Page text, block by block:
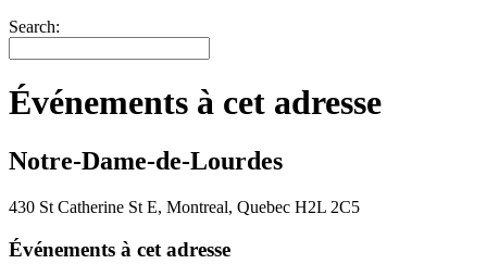
Search:
Événements à cet adresse
Notre-Dame-de-Lourdes
430 St Catherine St E, Montreal, Quebec H2L 2C5
Événements à cet adresse